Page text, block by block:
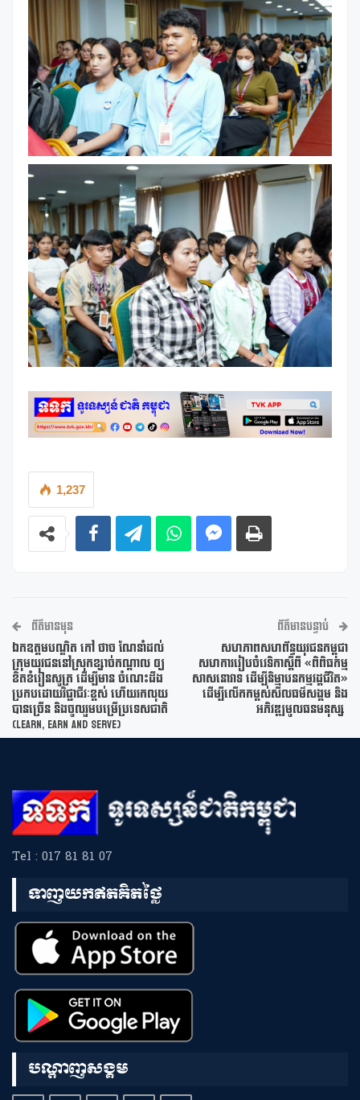
1,237
ព័ត៌មានមុន
ឯកឧត្តមបណ្ឌិត កៅ ថាច ណែនាំដល់
ក្រុមយុវជននៅស្រុកខ្សាច់កណ្តាល ឲ្យ
ខិតខំរៀនសូត្រ ដើម្បីមាន ចំណេះដឹង
ប្រកបដោយវិជ្ជាជីវៈខ្ពស់ ហេីយរកលុយ
បានច្រើន និងចូលរួមបម្រើប្រទេសជាតិ
(Learn, Earn and Serve)
ព័ត៌មានបន្ទាប់
សហភាពសហព័ន្ធយុវជនកម្ពុជា
សហការរៀបចំវេទិកាស្តីពី «ពិពិធកម្ម
សាសនោវាទ ដើម្បីនិម្មាបនកម្មវដ្តជីវិត»
ដើម្បីលើកកម្ពស់សីលធម៌សង្គម និង
អភិវឌ្ឍមូលធនមនុស្ស
Tel : 017 81 81 07
ទាញយកឥតគិតថ្លៃ
បណ្តាញសង្គម